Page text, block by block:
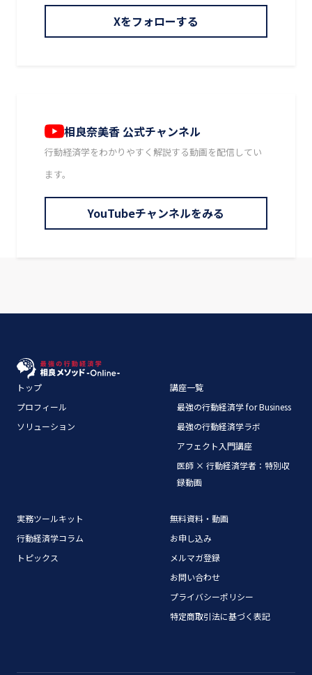
Xをフォローする
相良奈美香 公式チャンネル
行動経済学をわかりやすく解説する動画を配信してい
ます。
YouTubeチャンネルをみる
トップ
プロフィール
ソリューション
講座一覧
最強の行動経済学 for Business
最強の行動経済学ラボ
アフェクト入門講座
医師 × 行動経済学者：特別収
録動画
実務ツールキット
行動経済学コラム
トピックス
無料資料・動画
お申し込み
メルマガ登録
お問い合わせ
プライバシーポリシー
特定商取引法に基づく表記